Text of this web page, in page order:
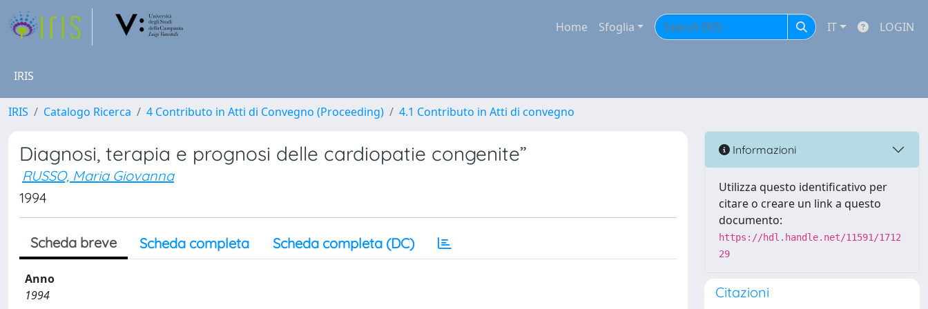
Home Sfoglia IT LOGIN
IRIS
IRIS Catalogo Ricerca 4 Contributo in Atti di Convegno (Proceeding) 4.1 Contributo in Atti di convegno
Diagnosi, terapia e prognosi delle cardiopatie congenite”
RUSSO, Maria Giovanna
1994
Scheda breve Scheda completa Scheda completa (DC)
Anno
1994
Informazioni
Utilizza questo identificativo per
citare o creare un link a questo
documento:
https://hdl.handle.net/11591/1712
29
Citazioni